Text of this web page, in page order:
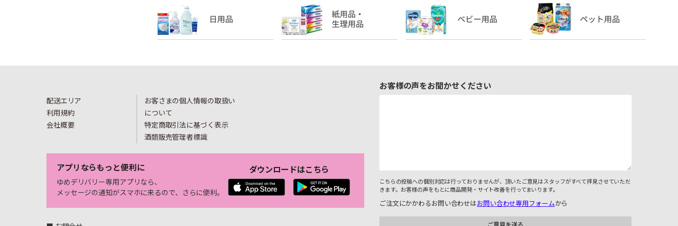
配送エリア
利用規約
会社概要
お客さまの個人情報の取扱い
について
特定商取引法に基づく表示
酒類販売管理者標識
アプリならもっと便利に
ゆめデリバリー専用アプリなら、
メッセージの通知がスマホに来るので、さらに便利。
ダウンロードはこちら
お客様の声をお聞かせください
こちらの投稿への個別対応は行っておりませんが、頂いたご意見はスタッフがすべて拝見させていただ
きます。お客様の声をもとに商品開発・サイト改善を行ってまいります。
ご注文にかかわるお問い合わせはお問い合わせ専用フォームから